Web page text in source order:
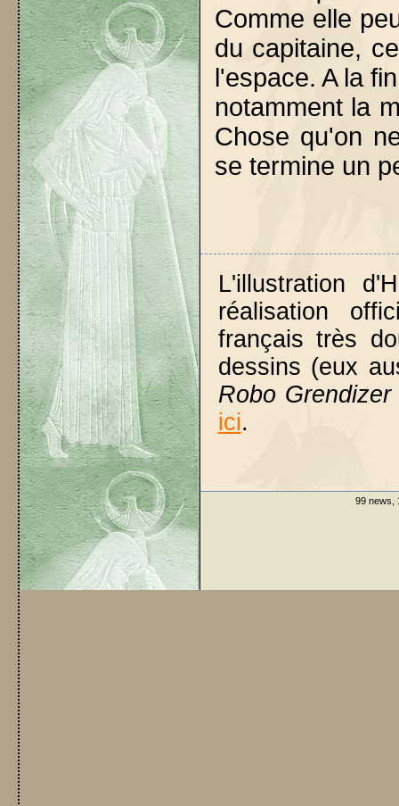
Comme elle
du capitaine,
l'espace. A la
notamment la
Chose qu'on
se termine un
L'illustration
réalisation
français très
dessins (eux
Robo Grendizer
ici.
99 news,